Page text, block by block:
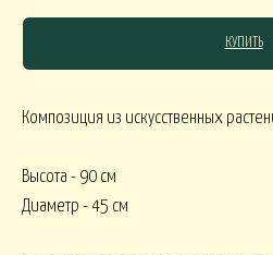
КУПИТЬ
Композиция из искусственных
Высота - 90 см
Диаметр - 45 см